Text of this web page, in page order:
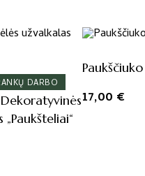
DARBO
Dekoratyvinės17,00 €